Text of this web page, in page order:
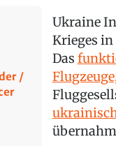
/
Ukraine
Krieges
Das